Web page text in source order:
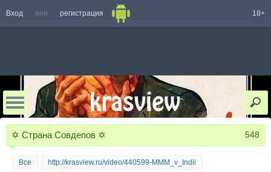
Вход или регистрация 18+
✡ Страна Совдепов ✡ 548
Все http://krasview.ru/video/440599-MMM_v_Indii